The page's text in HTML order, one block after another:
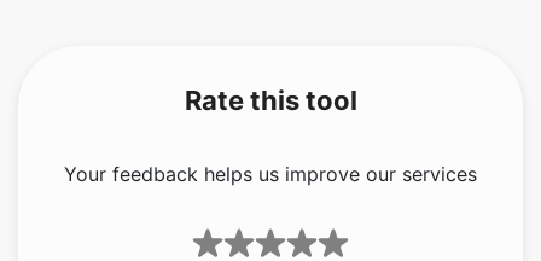
Rate this tool
Your feedback helps us improve our services